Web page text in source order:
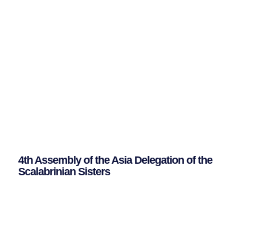
4th Assembly of the Asia Delegation of the
Scalabrinian Sisters